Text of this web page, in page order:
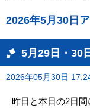
2026年5月30日
5月29日・
2026年05月30日
昨日と本日の2日